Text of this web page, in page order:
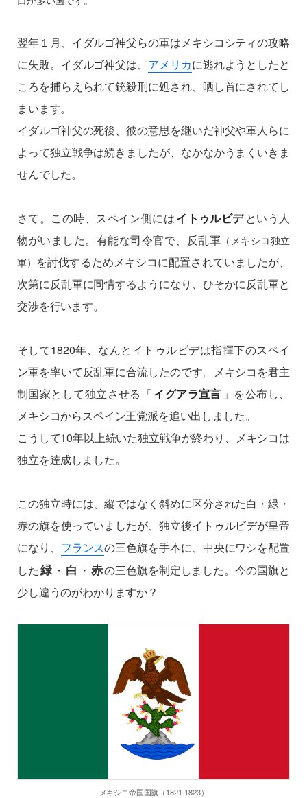
翌年１月、イダルゴ神父らの軍はメキシコシティの攻略
に失敗。イダルゴ神父は、 アメリカに逃れようとしたと
ころを捕らえられて銃殺刑に処され、晒し首にされてし
まいます。
イダルゴ神父の死後、彼の意思を継いだ神父や軍人らに
よって独立戦争は続きましたが、なかなかうまくいきま
せんでした。
さて。この時、スペイン側にはイトゥルビデという人
物がいました。有能な司令官で、反乱軍 （メキシコ独立
軍） を討伐するためメキシコに配置されていましたが、
次第に反乱軍に同情するようになり、ひそかに反乱軍と
交渉を行います。
そして1820年、なんとイトゥルビデは指揮下のスペイ
ン軍を率いて反乱軍に合流したのです。メキシコを君主
制国家として独立させる「イグアラ宣言 」を公布し、
メキシコからスペイン王党派を追い出しました。
こうして10年以上続いた独立戦争が終わり、メキシコは
独立を達成しました。
この独立時には、縦ではなく斜めに区分された白・緑・
赤の旗を使っていましたが、独立後イトゥルビデが皇帝
になり、 フランスの三色旗を手本に、中央にワシを配置
した緑 ・ 白 ・ 赤の三色旗を制定しました。今の国旗と
少し違うのがわかりますか？
メキシコ帝国国旗（1821-1823）